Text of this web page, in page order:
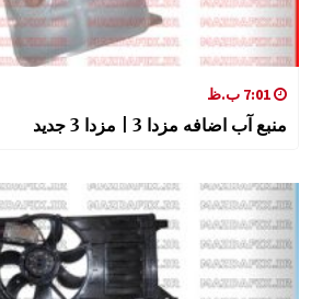
7:01 ب.ظ
منبع آب اضافه مزدا 3 | مزدا 3 جدید